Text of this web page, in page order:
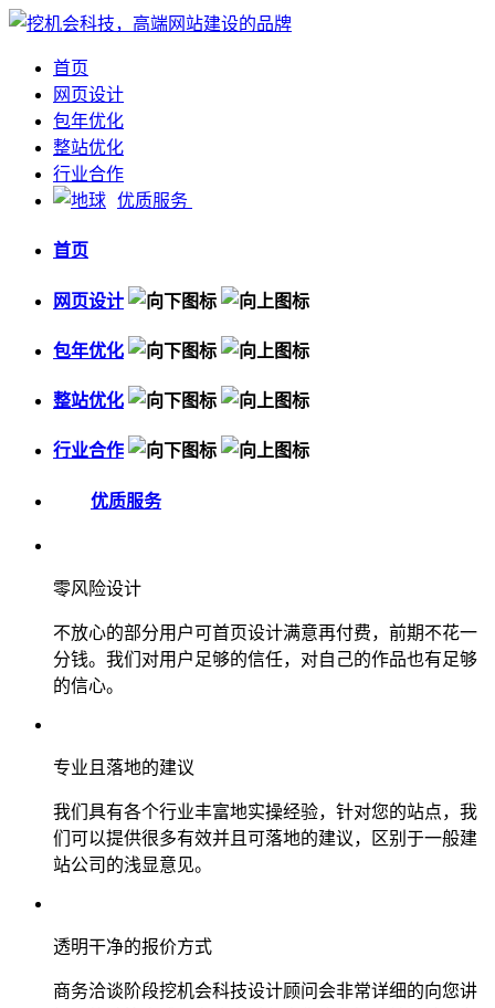
首页
网页设计
包年优化
整站优化
行业合作
优质服务
首页
网页设计
包年优化
整站优化
行业合作
优质服务
零风险设计
不放心的部分用户可首页设计满意再付费，前期不花一
分钱。我们对用户足够的信任，对自己的作品也有足够
的信心。
专业且落地的建议
我们具有各个行业丰富地实操经验，针对您的站点，我
们可以提供很多有效并且可落地的建议，区别于一般建
站公司的浅显意见。
透明干净的报价方式
商务洽谈阶段挖机会科技设计顾问会非常详细的向您讲